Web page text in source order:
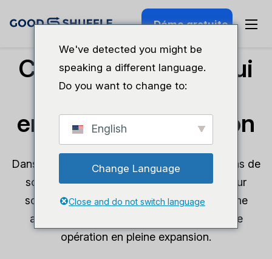
Démo gratuite
Choisissez le plan qui
convient à votre
entreprise de location
Dans le domaine de l'événementiel, il n'y a pas de
solution unique. Nos plans sont conçus pour
soutenir votre entreprise, qu'il s'agisse d'une
activité secondaire en plein essor ou d'une
opération en pleine expansion.
We've detected you might be
speaking a different language.
Do you want to change to:
English
Change Language
Close and do not switch language